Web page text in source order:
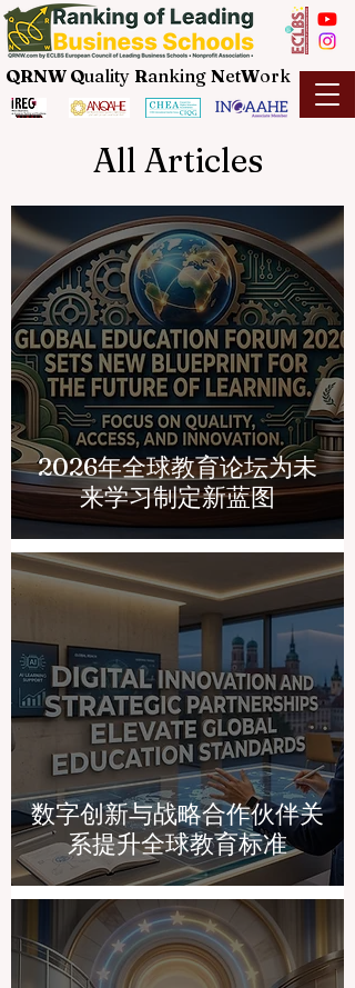
QRNW Quality Ranking NetWork
All Articles
2026年全球教育论坛为未
来学习制定新蓝图
数字创新与战略合作伙伴关
系提升全球教育标准